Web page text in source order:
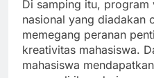
Di samping itu,
nasional yang diadakan
memegang peranan
kreativitas mahasiswa.
mahasiswa